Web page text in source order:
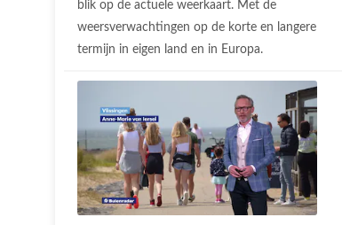
blik op de actuele weerkaart. Met de
weersverwachtingen op de korte en langere
termijn in eigen land en in Europa.